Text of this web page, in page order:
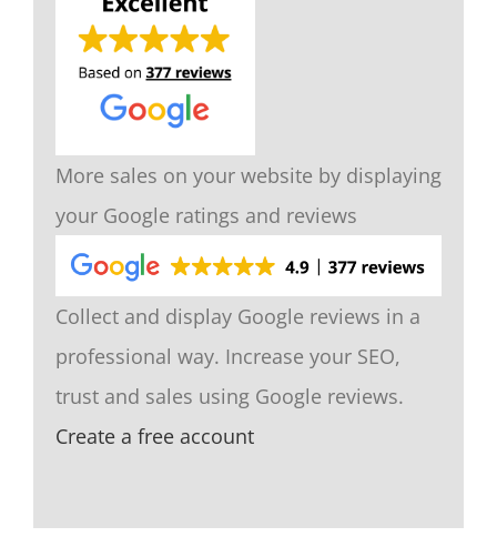
More sales on your website by displaying
your Google ratings and reviews
Collect and display Google reviews in a
professional way. Increase your SEO,
trust and sales using Google reviews.
Create a free account